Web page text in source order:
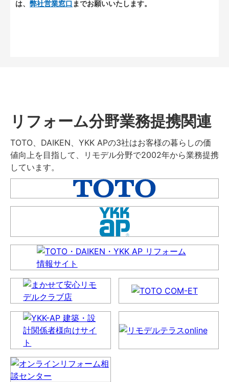
は、 弊社営業窓口 までお願いいたします。
リフォーム分野業務提携関連
TOTO、DAIKEN、YKK APの3社はお客様の暮らしの価
値向上を目指して、リモデル分野で2002年から業務提携
しています。